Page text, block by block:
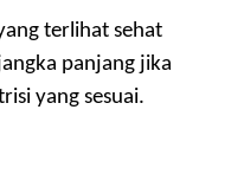
terlihat sehat
panjang jika
yang sesuai.